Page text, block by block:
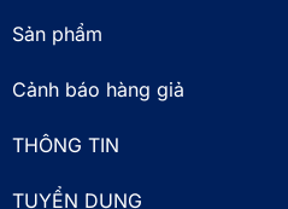
Sản phẩm
Cảnh báo hàng giả
THÔNG TIN
TUYỂN DỤNG